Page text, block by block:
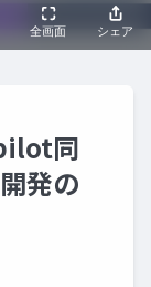
同
発の